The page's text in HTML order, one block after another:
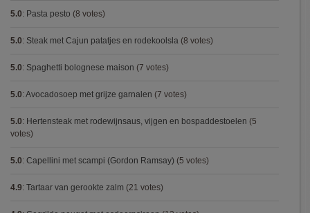
5.0: Pasta pesto (8 votes)
5.0: Steak met Cajun patatjes en rodekoolsla (8 votes)
5.0: Spaghetti bolognese maison (7 votes)
5.0: Avocadosoep met grijze garnalen (7 votes)
5.0: Hertensteak met rodewijnsaus, vijgen en bospaddestoelen (5
votes)
5.0: Capellini met scampi (Gordon Ramsay) (5 votes)
4.9: Tartaar van gerookte zalm (21 votes)